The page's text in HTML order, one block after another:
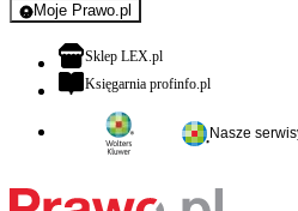
Moje Prawo.pl
- rejestracja i logowanie do
Sklep LEX.plotwiera się w nowej
Księgarnia profinfo.plotwiera się w
Nasze